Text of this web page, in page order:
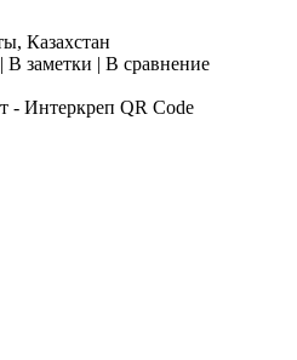
Казахстан
| В заметки | В сравнение